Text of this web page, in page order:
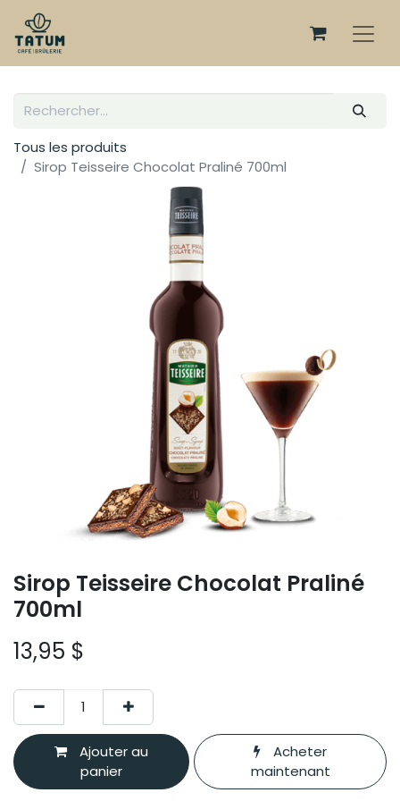
Tous les produits
Sirop Teisseire Chocolat Praliné 700ml
Sirop Teisseire Chocolat Praliné
700ml
13,95 $
Ajouter au
panier
Acheter
maintenant